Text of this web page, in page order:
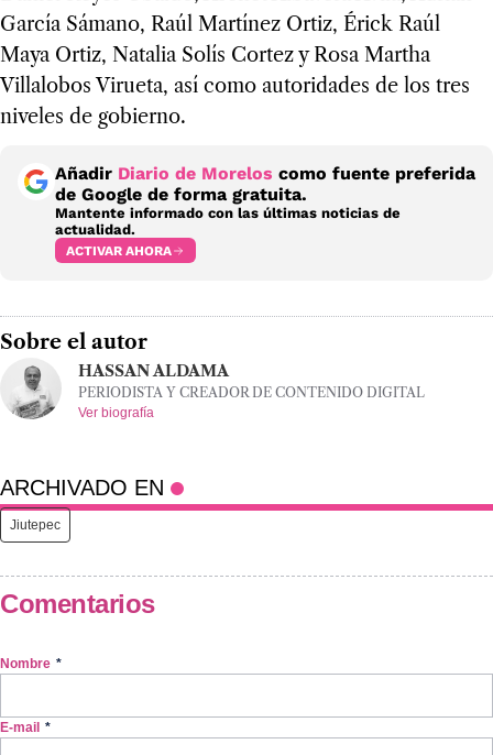
García Sámano, Raúl Martínez Ortiz, Érick Raúl
Maya Ortiz, Natalia Solís Cortez y Rosa Martha
Villalobos Virueta, así como autoridades de los tres
niveles de gobierno.
Añadir Diario de Morelos como fuente preferida
de Google de forma gratuita.
Mantente informado con las últimas noticias de
actualidad.
ACTIVAR AHORA
Sobre el autor
HASSAN ALDAMA
PERIODISTA Y CREADOR DE CONTENIDO DIGITAL
Ver biografía
ARCHIVADO EN
Jiutepec
Comentarios
Nombre *
E-mail *